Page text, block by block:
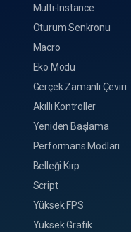
Multi-Instance
Oturum Senkronu
Macro
Eko Modu
Gerçek Zamanlı Çeviri
Akıllı Kontroller
Yeniden Başlama
Performans Modları
Belleği Kırp
Script
Yüksek FPS
Yüksek Grafik